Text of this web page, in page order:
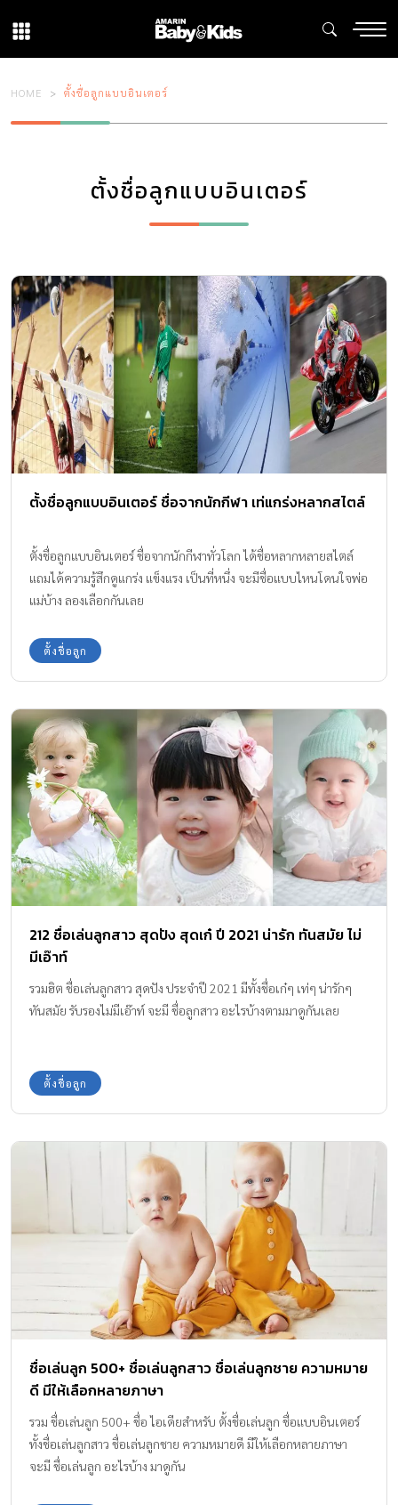
HOME ตั้งชื่อลูกแบบอินเตอร์
ตั้งชื่อลูกแบบอินเตอร์
ตั้งชื่อลูกแบบอินเตอร์ ชื่อจากนักกีฬา เท่แกร่งหลากสไตล์
ตั้งชื่อลูกแบบอินเตอร์ ชื่อจากนักกีฬาทั่วโลก ได้ชื่อหลากหลายสไตล์
แถมได้ความรู้สึกดูแกร่ง แข็งแรง เป็นที่หนึ่ง จะมีชื่อแบบไหนโดนใจพ่อ
แม่บ้าง ลองเลือกกันเลย
ตั้งชื่อลูก
212 ชื่อเล่นลูกสาว สุดปัง สุดเก๋ ปี 2021 น่ารัก ทันสมัย ไม่
มีเอ๊าท์
รวมฮิต ชื่อเล่นลูกสาว สุดปัง ประจำปี 2021 มีทั้งชื่อเก๋ๆ เท่ๆ น่ารักๆ
ทันสมัย รับรองไม่มีเอ๊าท์ จะมี ชื่อลูกสาว อะไรบ้างตามมาดูกันเลย
ตั้งชื่อลูก
ชื่อเล่นลูก 500+ ชื่อเล่นลูกสาว ชื่อเล่นลูกชาย ความหมาย
ดี มีให้เลือกหลายภาษา
รวม ชื่อเล่นลูก 500+ ชื่อ ไอเดียสำหรับ ตั้งชื่อเล่นลูก ชื่อแบบอินเตอร์
ทั้งชื่อเล่นลูกสาว ชื่อเล่นลูกชาย ความหมายดี มีให้เลือกหลายภาษา
จะมี ชื่อเล่นลูก อะไรบ้าง มาดูกัน